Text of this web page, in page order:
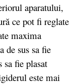
aparatului,
ce pot fi reglate
maxima
de sus sa fie
fie plasat
este mai